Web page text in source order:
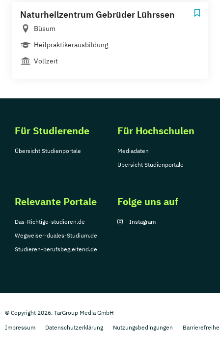
Naturheilzentrum Gebrüder Lührssen
Büsum
Heilpraktikerausbildung
Vollzeit
Für Studierende
Übersicht Studienportale
Für Hochschulen
Mediadaten
Übersicht Studienportale
Relevante Portale
Das-Richtige-studieren.de
Wegweiser-duales-Studium.de
Studieren-berufsbegleitend.de
Folge uns auf
Instagram
© Copyright 2026, TarGroup Media GmbH
Impressum
Datenschutzerklärung Nutzungsbedingungen